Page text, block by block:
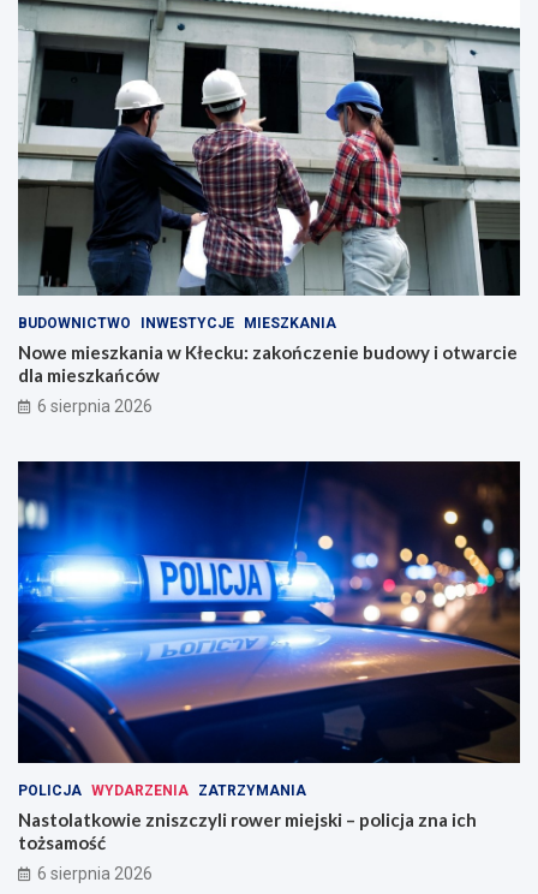
BUDOWNICTWO INWESTYCJE MIESZKANIA
Nowe mieszkania w Kłecku: zakończenie budowy i otwarcie
dla mieszkańców
6 sierpnia 2026
POLICJA WYDARZENIA ZATRZYMANIA
Nastolatkowie zniszczyli rower miejski – policja zna ich
tożsamość
6 sierpnia 2026